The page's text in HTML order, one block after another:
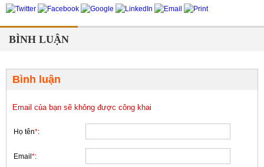
BÌNH LUẬN
Bình luận
Email của bạn sẽ không được công khai
Họ tên*:
Email *: